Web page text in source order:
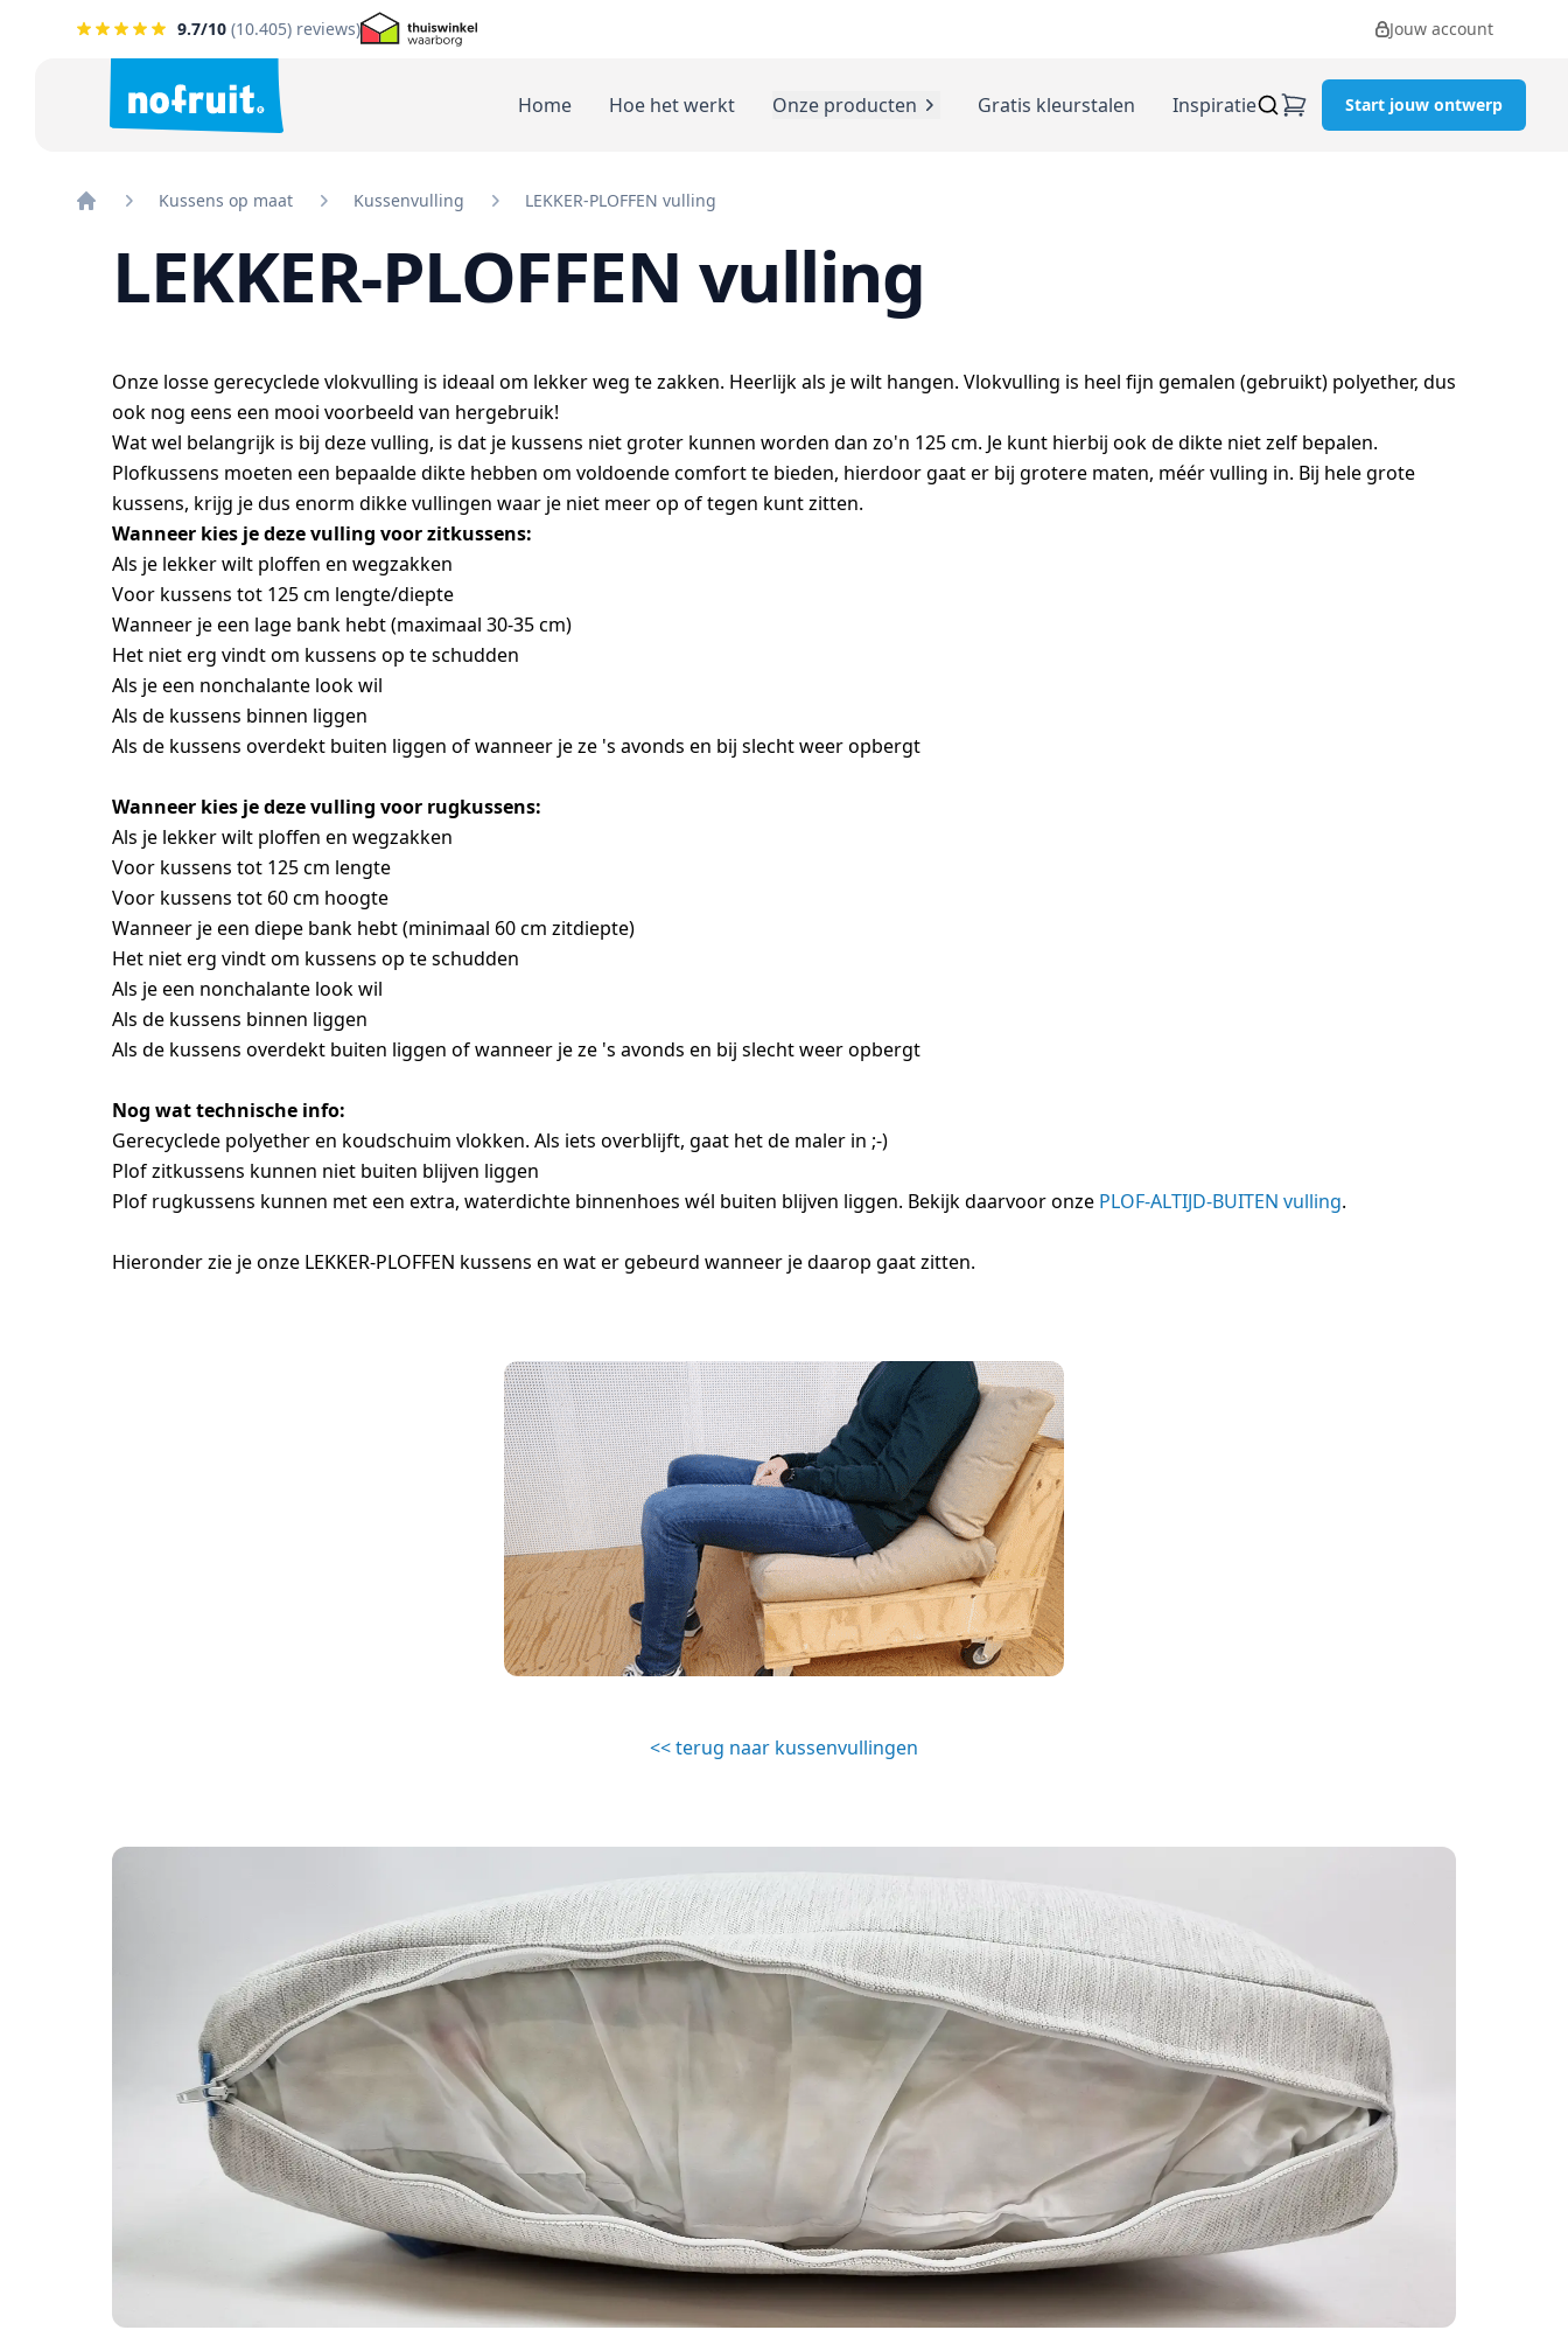
9.7/10 (10.405) reviews) Jouw account
Home Hoe het werkt Onze producten Gratis kleurstalen Inspiratie Start jouw ontwerp
Kussens op maat Kussenvulling LEKKER-PLOFFEN vulling
LEKKER-PLOFFEN vulling
Onze losse gerecyclede vlokvulling is ideaal om lekker weg te zakken. Heerlijk als je wilt hangen. Vlokvulling is heel fijn gemalen (gebruikt) polyether, dus
ook nog eens een mooi voorbeeld van hergebruik!
Wat wel belangrijk is bij deze vulling, is dat je kussens niet groter kunnen worden dan zo'n 125 cm. Je kunt hierbij ook de dikte niet zelf bepalen.
Plofkussens moeten een bepaalde dikte hebben om voldoende comfort te bieden, hierdoor gaat er bij grotere maten, méér vulling in. Bij hele grote
kussens, krijg je dus enorm dikke vullingen waar je niet meer op of tegen kunt zitten.
Wanneer kies je deze vulling voor zitkussens:
Als je lekker wilt ploffen en wegzakken
Voor kussens tot 125 cm lengte/diepte
Wanneer je een lage bank hebt (maximaal 30-35 cm)
Het niet erg vindt om kussens op te schudden
Als je een nonchalante look wil
Als de kussens binnen liggen
Als de kussens overdekt buiten liggen of wanneer je ze 's avonds en bij slecht weer opbergt
Wanneer kies je deze vulling voor rugkussens:
Als je lekker wilt ploffen en wegzakken
Voor kussens tot 125 cm lengte
Voor kussens tot 60 cm hoogte
Wanneer je een diepe bank hebt (minimaal 60 cm zitdiepte)
Het niet erg vindt om kussens op te schudden
Als je een nonchalante look wil
Als de kussens binnen liggen
Als de kussens overdekt buiten liggen of wanneer je ze 's avonds en bij slecht weer opbergt
Nog wat technische info:
Gerecyclede polyether en koudschuim vlokken. Als iets overblijft, gaat het de maler in ;-)
Plof zitkussens kunnen niet buiten blijven liggen
Plof rugkussens kunnen met een extra, waterdichte binnenhoes wél buiten blijven liggen. Bekijk daarvoor onze PLOF-ALTIJD-BUITEN vulling.
Hieronder zie je onze LEKKER-PLOFFEN kussens en wat er gebeurd wanneer je daarop gaat zitten.
<< terug naar kussenvullingen